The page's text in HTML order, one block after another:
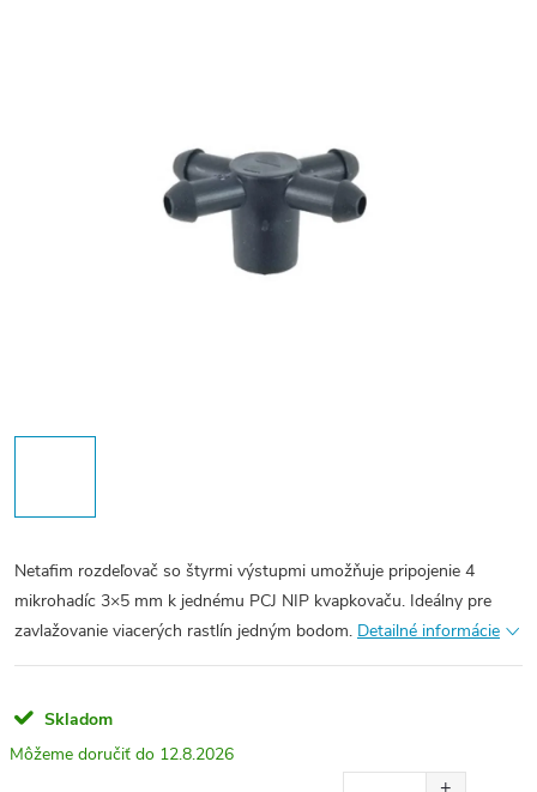
Netafim rozdeľovač so štyrmi výstupmi umožňuje pripojenie 4
mikrohadíc 3×5 mm k jednému PCJ NIP kvapkovaču. Ideálny pre
zavlažovanie viacerých rastlín jedným bodom. Detailné informácie
Skladom
12.8.2026